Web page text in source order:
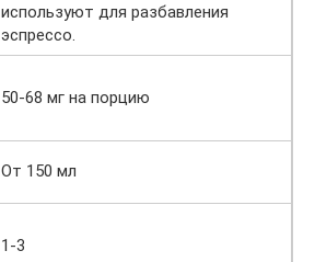
используют для разбавления
эспрессо.
50-68 мг на порцию
От 150 мл
1-3